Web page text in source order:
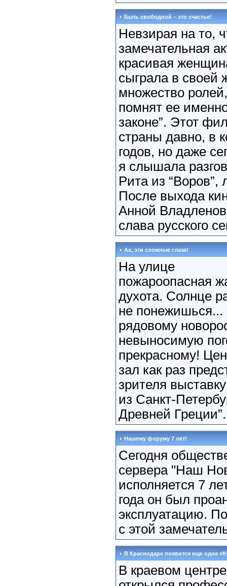
Быть свободной – это счастье!
Невзирая на то,
замечательная
красивая
сыграла в своей
множество
помнят ее
законе”. Этот
страны давно, в
годов, но даже
я слышала
Рита из
После выхода
Анной
слава русского
Ах, эти сложные глаза!
На улице
пожароопасная
духота. Солнце
не понежишься...
рядовому
невыносимую
прекрасному!
зал как раз
зрителя
из Санкт-
Древней
Нашему форуму 7 лет!
Сегодня
сервера "Наш
исполняется 7
года он был
эксплуатацию.
с этой
В Краснодаре появится еще одна
В краевом центре